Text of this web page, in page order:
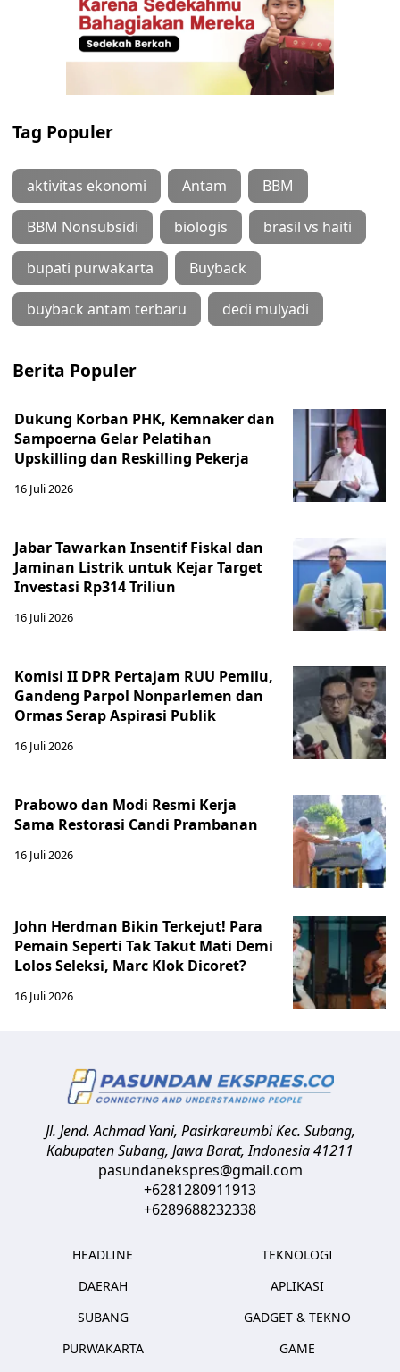
Tag Populer
aktivitas ekonomi Antam BBM
BBM Nonsubsidi biologis brasil vs haiti
bupati purwakarta Buyback
buyback antam terbaru dedi mulyadi
Berita Populer
Dukung Korban PHK, Kemnaker dan
Sampoerna Gelar Pelatihan
Upskilling dan Reskilling Pekerja
16 Juli 2026
Jabar Tawarkan Insentif Fiskal dan
Jaminan Listrik untuk Kejar Target
Investasi Rp314 Triliun
16 Juli 2026
Komisi II DPR Pertajam RUU Pemilu,
Gandeng Parpol Nonparlemen dan
Ormas Serap Aspirasi Publik
16 Juli 2026
Prabowo dan Modi Resmi Kerja
Sama Restorasi Candi Prambanan
16 Juli 2026
John Herdman Bikin Terkejut! Para
Pemain Seperti Tak Takut Mati Demi
Lolos Seleksi, Marc Klok Dicoret?
16 Juli 2026
Jl. Jend. Achmad Yani, Pasirkareumbi Kec. Subang,
Kabupaten Subang, Jawa Barat,Indonesia41211
pasundanekspres@gmail.com
+6281280911913
+6289688232338
HEADLINE
DAERAH
SUBANG
PURWAKARTA
TEKNOLOGI
APLIKASI
GADGET & TEKNO
GAME